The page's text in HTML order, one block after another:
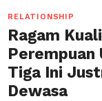
RELATIONSHIP
Ragam
Perempuan
Tiga Ini
Dewasa